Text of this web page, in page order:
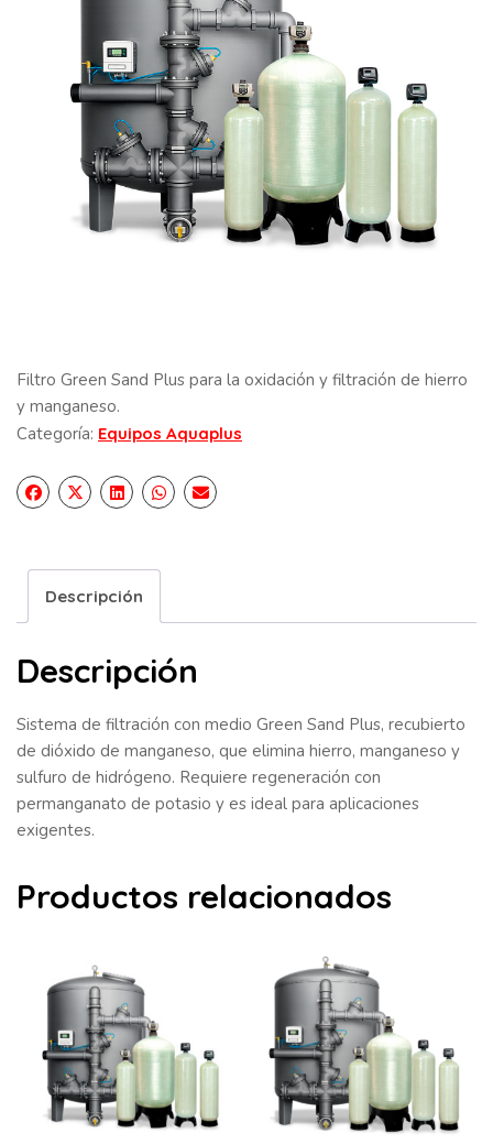
Filtro Green Sand Plus para la oxidación y filtración de hierro
y manganeso.
Categoría: Equipos Aquaplus
Descripción
Descripción
Sistema de filtración con medio Green Sand Plus, recubierto
de dióxido de manganeso, que elimina hierro, manganeso y
sulfuro de hidrógeno. Requiere regeneración con
permanganato de potasio y es ideal para aplicaciones
exigentes.
Productos relacionados